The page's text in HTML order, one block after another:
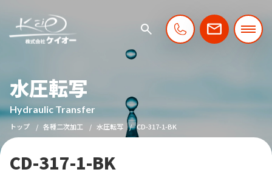
水圧転写
Hydraulic Transfer
トップ 各種二次加工 水圧転写 CD-317-1-BK
CD-317-1-BK